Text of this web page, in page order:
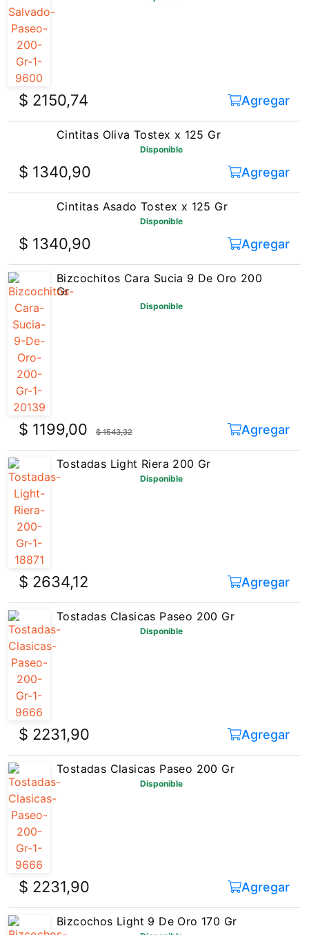
$ 2150,74
Cintitas Oliva Tostex x 125 Gr
Disponible
$ 1340,90
Cintitas Asado Tostex x 125 Gr
Disponible
$ 1340,90
Bizcochitos Cara Sucia 9 De Oro 200
Gr
Disponible
$ 1199,00
Tostadas Light Riera 200 Gr
Disponible
$ 2634,12
Tostadas Clasicas Paseo 200 Gr
Disponible
$ 2231,90
Tostadas Clasicas Paseo 200 Gr
Disponible
$ 2231,90
Bizcochos Light 9 De Oro 170 Gr
Disponible